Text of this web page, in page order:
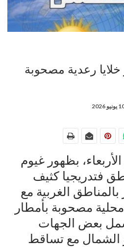
رعدية مصحوبة
2026
بظهور غيوم
فتدريجيا كثيف
الغربية مع
مصحوبة بأمطار
بعض الجهات
الشمال مع تساقط